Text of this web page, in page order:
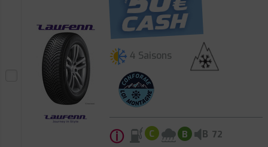
4 Saisons
ⓘ C B B 72